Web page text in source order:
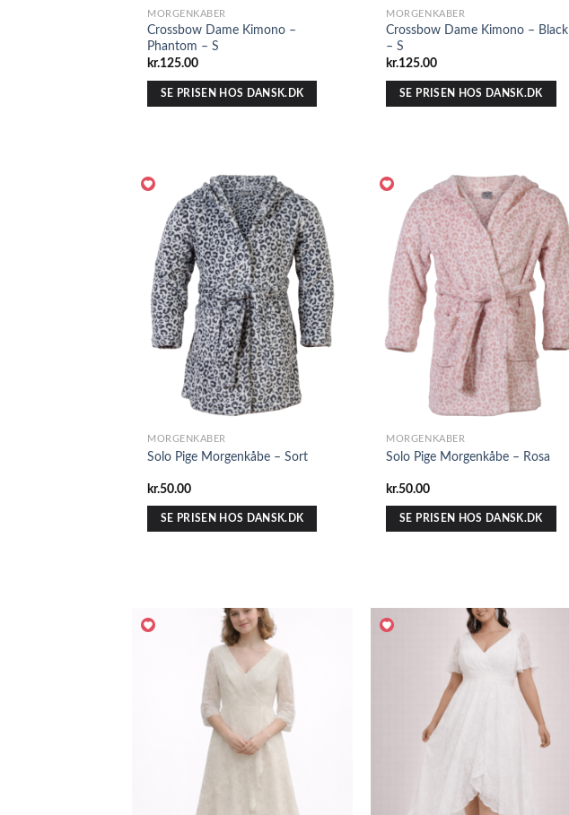
MORGENKÅBER
Crossbow Dame Kimono –
Phantom – S
kr.125.00
SE PRISEN HOS DANSK.DK
MORGENKÅBER
Crossbow Dame Kimono – Black
– S
kr.125.00
SE PRISEN HOS DANSK.DK
MORGENKÅBER
Solo Pige Morgenkåbe – Sort
kr.50.00
SE PRISEN HOS DANSK.DK
MORGENKÅBER
Solo Pige Morgenkåbe – Rosa
kr.50.00
SE PRISEN HOS DANSK.DK